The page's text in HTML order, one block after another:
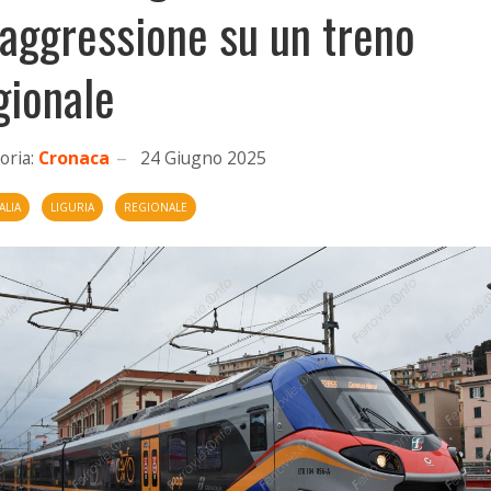
su un treno
Cronaca 24 Giugno 2025
LIGURIA REGIONALE